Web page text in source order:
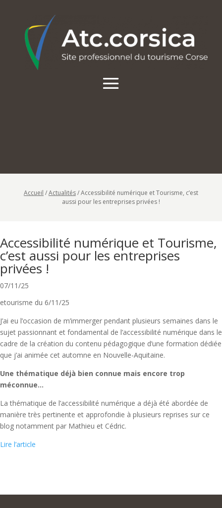
Accueil /Actualités/Accessibilité numérique et Tourisme, c’est
aussi pour les entreprises privées !
Accessibilité numérique et Tourisme,
c’est aussi pour les entreprises
privées !
07/11/25
etourisme du 6/11/25
J’ai eu l’occasion de m’immerger pendant plusieurs semaines dans le
sujet passionnant et fondamental de l’accessibilité numérique dans le
cadre de la création du contenu pédagogique d’une formation dédiée
que j’ai animée cet automne en Nouvelle-Aquitaine.
Une thématique déjà bien connue mais encore trop
méconnue…
La thématique de l’accessibilité numérique a déjà été abordée de
manière très pertinente et approfondie à plusieurs reprises sur ce
blog notamment par Mathieu et Cédric.
Lire l’article